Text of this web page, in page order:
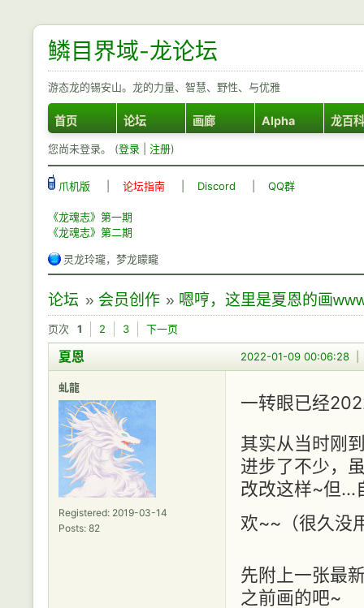
鳞目界域-龙论坛
游态龙的锡安山。龙的力量、智慧、野性、与优雅
首页 论坛 画廊 Alpha 龙百科
您尚未登录。 (登录 注册)
爪机版 论坛指南 Discord QQ群
《龙魂志》第一期
《龙魂志》第二期
灵龙玲瓏，梦龙矇矓
论坛 » 会员创作 » 嗯哼，这里是夏恩的画
页次 1 2 3 下一页
2022-01-09 00:06:28
夏恩
虬龍
Registered: 2019-03-14
Posts: 82
一转眼已经
其实从当时刚
进步了不少，
改改这样~但...
欢~~（很久没
先附上一张最
之前画的吧~